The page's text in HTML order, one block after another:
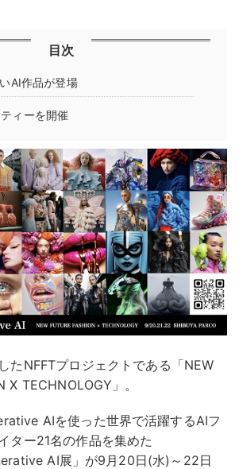
目次
AI作品が登場
ィーを開催
たNFFTプロジェクトである「NEW
X TECHNOLOGY」。
AIを使った世界で活躍するAIフ
ター21名の作品を集めた
AI展」が9月20日(水)～22日